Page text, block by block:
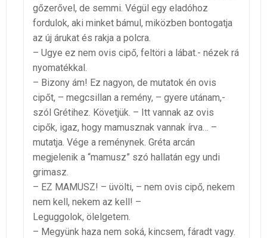
gőzerővel, de semmi. Végül egy eladóhoz
fordulok, aki minket bámul, miközben bontogatja
az új árukat és rakja a polcra.
– Ugye ez nem ovis cipő, feltöri a lábat.- nézek rá
nyomatékkal.
– Bizony ám! Ez nagyon, de mutatok én ovis
cipőt, – megcsillan a remény, – gyere utánam,-
szól Grétihez. Követjük. – Itt vannak az ovis
cipők, igaz, hogy mamusznak vannak írva… –
mutatja. Vége a reménynek. Gréta arcán
megjelenik a “mamusz” szó hallatán egy undi
grimasz.
– EZ MAMUSZ! – üvölti, – nem ovis cipő, nekem
nem kell, nekem az kell! –
Leguggolok, ölelgetem.
– Megyünk haza nem soká, kincsem, fáradt vagy.